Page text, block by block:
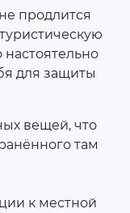
продлится
для защиты
вещей, что
там
к местной